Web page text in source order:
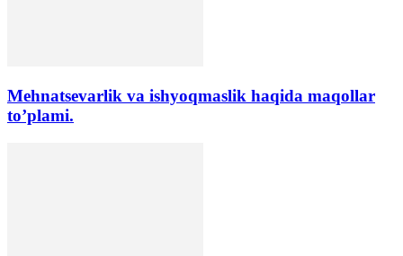
Mehnatsevarlik va ishyoqmaslik haqida maqollar
to’plami.